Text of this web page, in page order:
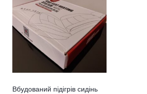
Вбудований підігрів сидінь